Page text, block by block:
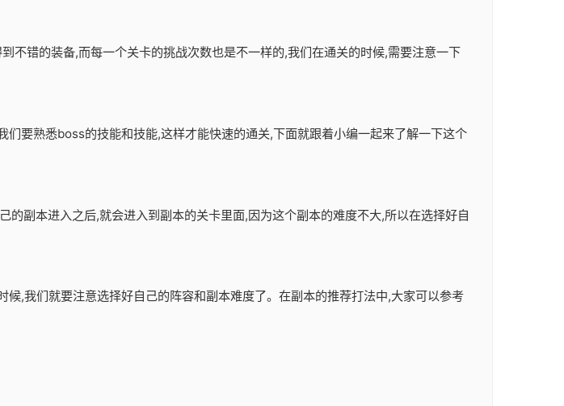
不错的装备,而每一个关卡的挑战次数也是不一样的,我们在通关的时候,需要注意一下
要熟悉boss的技能和技能,这样才能快速的通关,下面就跟着小编一起来了解一下这个
副本进入之后,就会进入到副本的关卡里面,因为这个副本的难度不大,所以在选择好自
,我们就要注意选择好自己的阵容和副本难度了。在副本的推荐打法中,大家可以参考